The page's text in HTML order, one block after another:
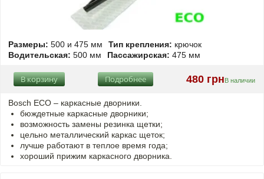
Размеры: 500 и 475 мм Тип крепления: крючок
Водительская: 500 мм Пассажирская: 475 мм
480 грнВ наличии
Подробнее
В корзину
Bosch ECO – каркасные дворники.
бюждетные каркасные дворники;
возможность замены резинка щетки;
цельно металлический каркас щеток;
лучше работают в теплое время года;
хороший прижим каркасного дворника.